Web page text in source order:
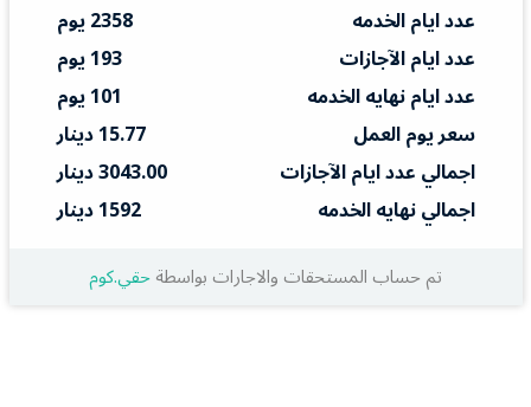
عدد ايام الخدمه
2358 يوم
عدد ايام الآجازات
193 يوم
عدد ايام نهايه الخدمه
101 يوم
سعر يوم العمل
15.77 دينار
اجمالي عدد ايام الآجازات
3043.00 دينار
اجمالي نهايه الخدمه
1592 دينار
تم حساب المستحقات والاجارات بواسطةحقي.كوم